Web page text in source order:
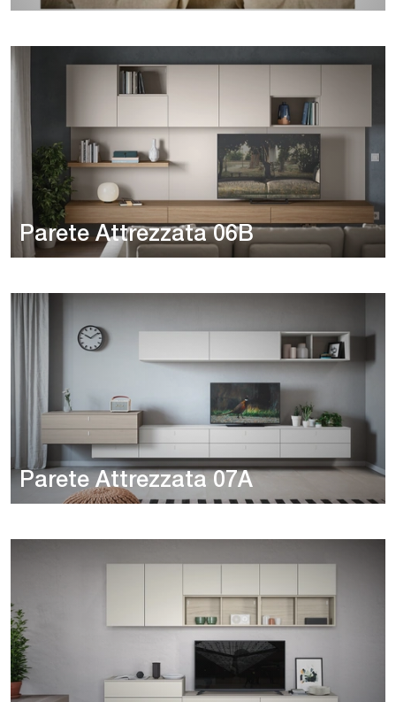
Parete Attrezzata 06B
Parete Attrezzata 07A